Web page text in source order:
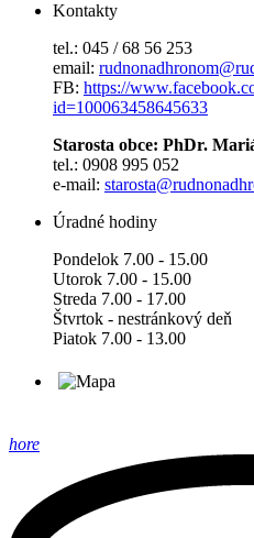
Kontakty
tel.: 045 / 68 56 253
email:
FB: https://
id=100063458645633
Starosta obce: PhDr.
tel.: 0908 995 052
e-mail:
Úradné hodiny
Pondelok 7.00 - 15.00
Utorok 7.00 - 15.00
Streda 7.00 - 17.00
Štvrtok - nestránkový deň
Piatok 7.00 - 13.00
hore